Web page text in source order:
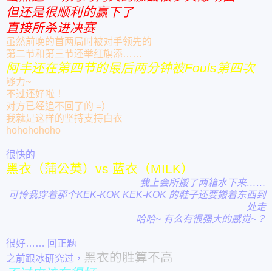
但还是很顺利的赢下了
直接所杀进决赛
虽然前晚的首两局时被对手领先的
第二节和第三节还举红旗添……
阿丰还在第四节的最后两分钟被Fouls第四次
够力~
不过还好啦！
对方已经追不回了的 =）
我就是这样的坚持支持白衣
hohohohoho
很快的
黑衣（蒲公英）vs 蓝衣（MILK）
我上会所搬了两箱水下来……
可怜我穿着那个KEK-KOK KEK-KOK 的鞋子还要搬着东西到
处走
哈哈~ 有么有很强大的感觉~？
很好…… 回正题
之前跟冰研究过， 黑衣的胜算不高